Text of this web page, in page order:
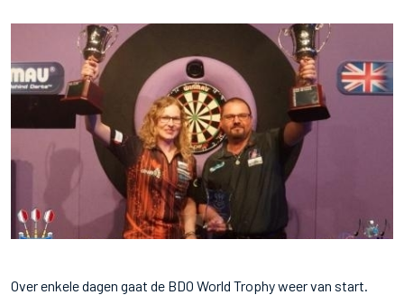
Over enkele dagen gaat de BDO World Trophy weer van start.